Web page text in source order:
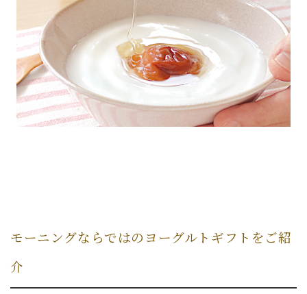
モーニングならではのヨーグルトギフトをご紹
介